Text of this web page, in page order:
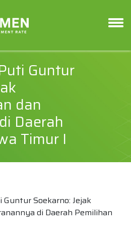
Guntur
dan
Daerah
Timur I
Soekarno: Jejak
di Daerah Pemilihan